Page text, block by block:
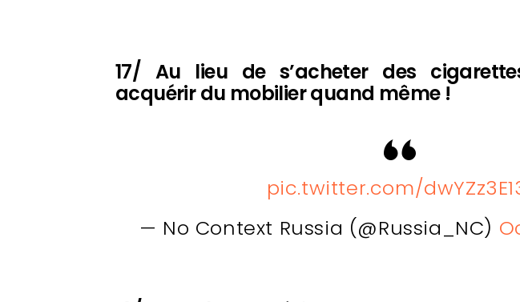
17/ Au lieu de s’acheter des
acquérir du mobilier quand même !
pic.twitter.com/
— No Context Russia (@Russia_NC)